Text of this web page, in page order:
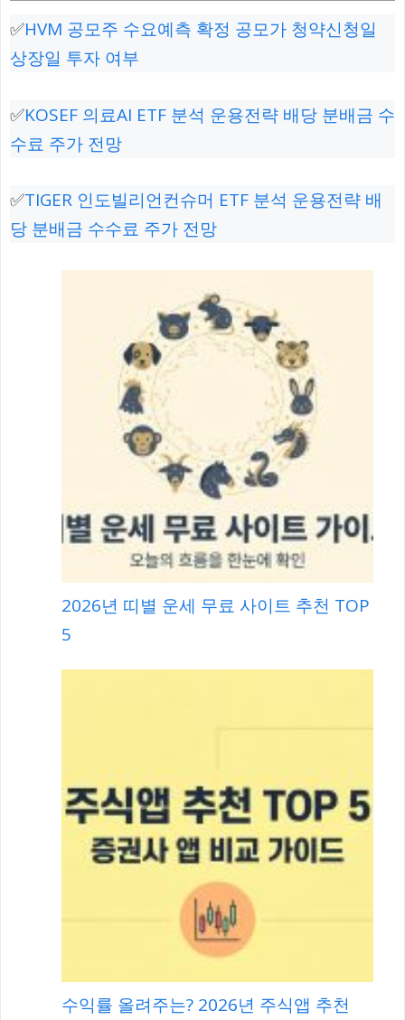
✅HVM 공모주 수요예측 확정 공모가 청약신청일
상장일 투자 여부
✅KOSEF 의료AI ETF 분석 운용전략 배당 분배금 수
수료 주가 전망
✅TIGER 인도빌리언컨슈머 ETF 분석 운용전략 배
당 분배금 수수료 주가 전망
2026년 띠별 운세 무료 사이트 추천 TOP
5
수익률 올려주는? 2026년 주식앱 추천